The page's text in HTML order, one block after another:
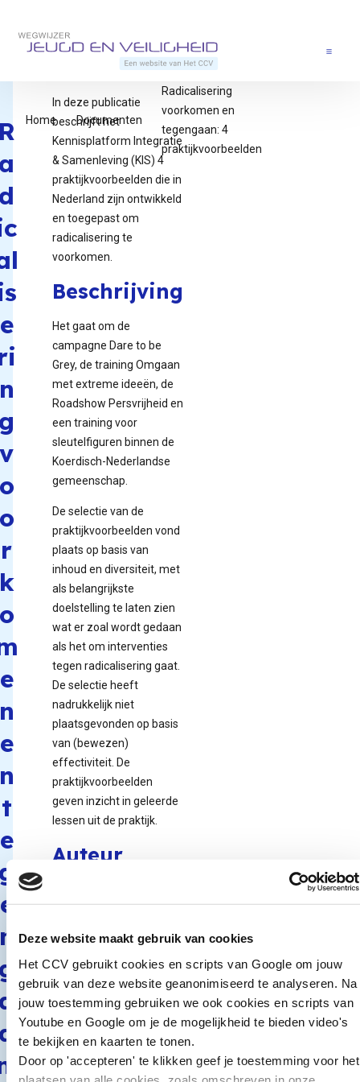
Deze website maakt gebruik van cookies
Het CCV gebruikt cookies en scripts van Google om jouw
gebruik van deze website geanonimiseerd te analyseren. Na
jouw toestemming gebruiken we ook cookies en scripts van
Youtube en Google om je de mogelijkheid te bieden video's
te bekijken en kaarten te tonen.
Door op 'accepteren' te klikken geef je toestemming voor het
Terug naar de startpagina
e
v
r
e
e
t
e
e
Home Documenten
Radicalisering
voorkomen en
tegengaan: 4
praktijkvoorbeelden
In deze publicatie
beschrijft het
Kennisplatform Integratie
& Samenleving (KIS) 4
praktijkvoorbeelden die in
Nederland zijn ontwikkeld
en toegepast om
radicalisering te
voorkomen.
Beschrijving
Het gaat om de
campagne Dare to be
Grey, de training Omgaan
met extreme ideeën, de
Roadshow Persvrijheid en
een training voor
sleutelfiguren binnen de
Koerdisch-Nederlandse
gemeenschap.
De selectie van de
praktijkvoorbeelden vond
plaats op basis van
inhoud en diversiteit, met
als belangrijkste
doelstelling te laten zien
wat er zoal wordt gedaan
als het om interventies
tegen radicalisering gaat.
De selectie heeft
nadrukkelijk niet
plaatsgevonden op basis
van (bewezen)
effectiviteit. De
praktijkvoorbeelden
geven inzicht in geleerde
lessen uit de praktijk.
Auteur
Kennisplatform Integratie
& Samenleving (KIS).
Download de
publicatie op de
website van KIS